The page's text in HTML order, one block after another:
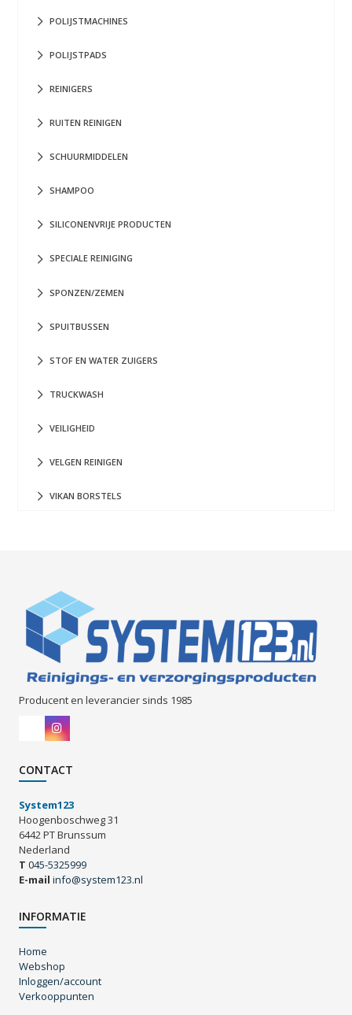
POLIJSTMACHINES
POLIJSTPADS
REINIGERS
RUITEN REINIGEN
SCHUURMIDDELEN
SHAMPOO
SILICONENVRIJE PRODUCTEN
SPECIALE REINIGING
SPONZEN/ZEMEN
SPUITBUSSEN
STOF EN WATER ZUIGERS
TRUCKWASH
VEILIGHEID
VELGEN REINIGEN
VIKAN BORSTELS
Producent en leverancier sinds 1985
CONTACT
System123
Hoogenboschweg 31
6442 PT Brunssum
Nederland
T 045-5325999
E-mail info@system123.nl
INFORMATIE
Home
Webshop
Inloggen/account
Verkooppunten